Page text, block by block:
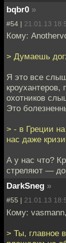
bqbr0 »
#54 | 21.01.13
Кому:
> Думаешь
Я это все
кроухантеров,
охотников
Это
> - в Греции
нас даже
А у нас что?
стреляют — до
DarkSneg »
#55 | 21.01.13
Кому: vasmann,
> Ты, главное